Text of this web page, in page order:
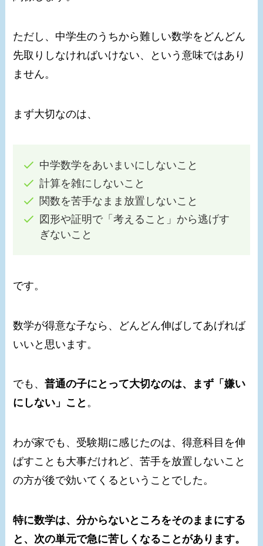
ただし、中学生のうちから難しい数学をどんどん
先取りしなければいけない、という意味ではあり
ません。
まず大切なのは、
中学数学をあいまいにしないこと
計算を雑にしないこと
関数を苦手なまま放置しないこと
図形や証明で「考えること」から逃げす
ぎないこと
です。
数学が得意な子なら、どんどん伸ばしてあげれば
いいと思います。
でも、普通の子にとって大切なのは、まず「嫌い
にしない」こと 。
わが家でも、受験期に感じたのは、得意科目を伸
ばすことも大事だけれど、苦手を放置しないこと
の方が後で効いてくるということでした。
特に数学は、分からないところをそのままにする
と、次の単元で急に苦しくなることがあります。